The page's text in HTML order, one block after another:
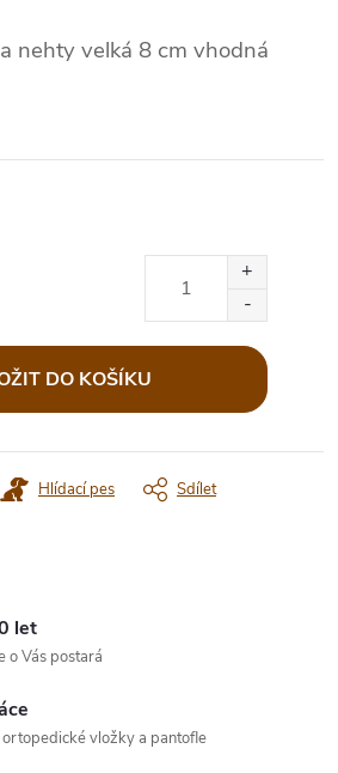
nehty velká 8 cm vhodná
DO KOŠÍKU
Hlídací pes Sdílet
let
o Vás postará
vložky a pantofle